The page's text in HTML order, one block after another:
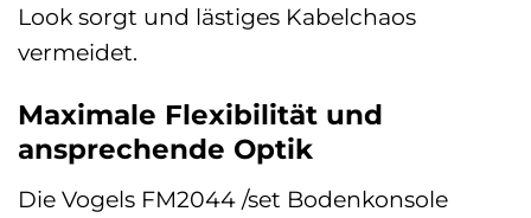
Look sorgt und lästiges Kabelchaos
vermeidet.
Maximale Flexibilität und
ansprechende Optik
Die Vogels FM2044 /set Bodenkonsole